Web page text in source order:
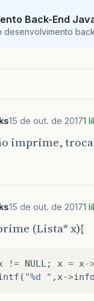
i;
("%d ",x->
();
j);
Back-End
desenvolvimento
15 de out. de 20171
imprime, troca
15 de out. de 20171
(Lista* x){
!= NULL ; x = x-
( "%d " , x->info